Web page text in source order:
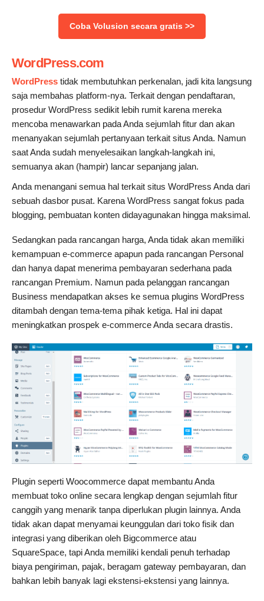
‌Coba Volusion secara gratis >>
WordPress.com
WordPress tidak membutuhkan perkenalan, jadi kita langsung
saja membahas platform-nya. Terkait dengan pendaftaran,
prosedur WordPress sedikit lebih rumit karena mereka
mencoba menawarkan pada Anda sejumlah fitur dan akan
menanyakan sejumlah pertanyaan terkait situs Anda. Namun
saat Anda sudah menyelesaikan langkah-langkah ini,
semuanya akan (hampir) lancar sepanjang jalan.
Anda menangani semua hal terkait situs WordPress Anda dari
sebuah dasbor pusat. Karena WordPress sangat fokus pada
blogging, pembuatan konten didayagunakan hingga maksimal.
Sedangkan pada rancangan harga, Anda tidak akan memiliki
kemampuan e-commerce apapun pada rancangan Personal
dan hanya dapat menerima pembayaran sederhana pada
rancangan Premium. Namun pada pelanggan rancangan
Business mendapatkan akses ke semua plugins WordPress
ditambah dengan tema-tema pihak ketiga. Hal ini dapat
meningkatkan prospek e-commerce Anda secara drastis.
Plugin seperti Woocommerce dapat membantu Anda
membuat toko online secara lengkap dengan sejumlah fitur
canggih yang menarik tanpa diperlukan plugin lainnya. Anda
tidak akan dapat menyamai keunggulan dari toko fisik dan
integrasi yang diberikan oleh Bigcommerce atau
SquareSpace, tapi Anda memiliki kendali penuh terhadap
biaya pengiriman, pajak, beragam gateway pembayaran, dan
bahkan lebih banyak lagi ekstensi-ekstensi yang lainnya.